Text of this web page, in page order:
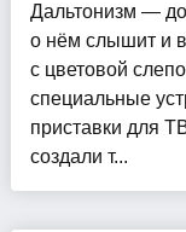
Дальтонизм —
о нём слышит и
с цветовой
специальные
приставки для
создали т...